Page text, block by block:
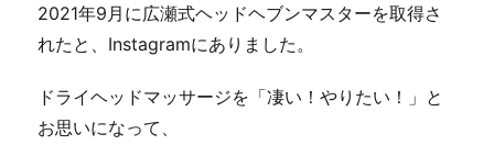
2021年9月に広瀬式ヘッドヘブンマスターを取得さ
れたと、Instagramにありました。
ドライヘッドマッサージを「凄い！やりたい！」と
お思いになって、